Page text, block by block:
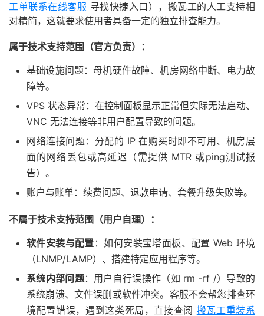
工单联系在线客服 寻找快捷入口），搬瓦工的人工支持相
对精简，这就要求使用者具备一定的独立排查能力。
属于技术支持范围（官方负责）：
基础设施问题：母机硬件故障、机房网络中断、电力故
障等。
VPS 状态异常：在控制面板显示正常但实际无法启动、
VNC 无法连接等非用户配置导致的问题。
网络连接问题：分配的 IP 在购买时即不可用、机房层
面的网络丢包或高延迟（需提供 MTR 或ping测试报
告）。
账户与账单：续费问题、退款申请、套餐升级失败等。
不属于技术支持范围（用户自理）：
软件安装与配置 ：如何安装宝塔面板、配置 Web 环境
（LNMP/LAMP）、搭建特定应用程序等。
系统内部问题：用户自行误操作（如 rm -rf /）导致的
系统崩溃、文件误删或软件冲突。客服不会帮您排查环
境配置错误，遇到这类死局，直接查阅 搬瓦工重装系